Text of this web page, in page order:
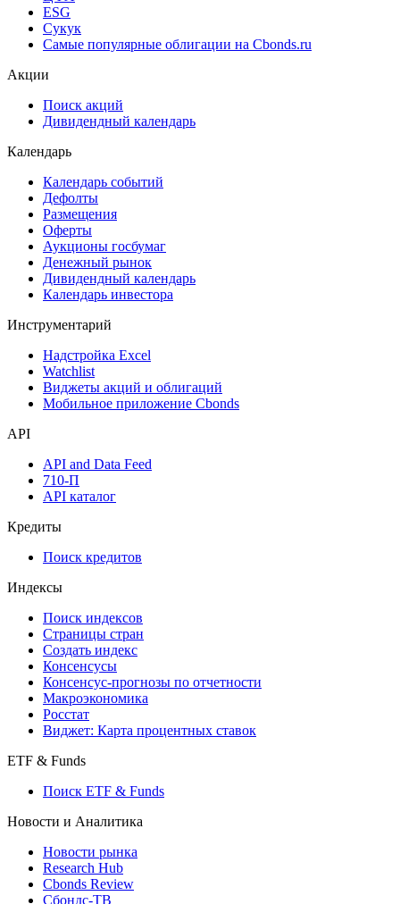
Cbonds Awards
Cbonds Pages
Ломбардные списки
ESG
Самые популярные облигации на Cbonds.ru
Дивидендный календарь
Календарь
Календарь событий
Дефолты
Размещения
Оферты
Денежный рынок
Календарь инвестора
Инструментарий
Мобильное приложение Cbonds
API
API and Data Feed
API каталог
Кредиты
Поиск кредитов
Индексы
Поиск индексов
Страницы стран
Создать индекс
Консенсусы
Макроэкономика
Виджет: Карта процентных ставок
ETF & Funds
Поиск ETF & Funds
Новости и Аналитика